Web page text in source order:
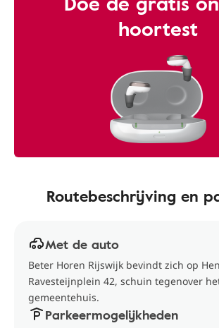
hoortest
Routebeschrijving en
Met de auto
Beter Horen Rijswijk bevindt zich op
Ravesteijnplein 42, schuin tegenover
gemeentehuis.
Parkeermogelijkheden